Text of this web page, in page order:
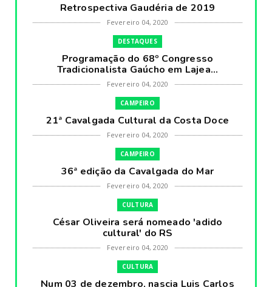
Retrospectiva Gaudéria de 2019
Fevereiro 04, 2020
DESTAQUES
Programação do 68º Congresso
Tradicionalista Gaúcho em Lajea...
Fevereiro 04, 2020
CAMPEIRO
21ª Cavalgada Cultural da Costa Doce
Fevereiro 04, 2020
CAMPEIRO
36ª edição da Cavalgada do Mar
Fevereiro 04, 2020
CULTURA
César Oliveira será nomeado 'adido
cultural' do RS
Fevereiro 04, 2020
CULTURA
Num 03 de dezembro, nascia Luis Carlos